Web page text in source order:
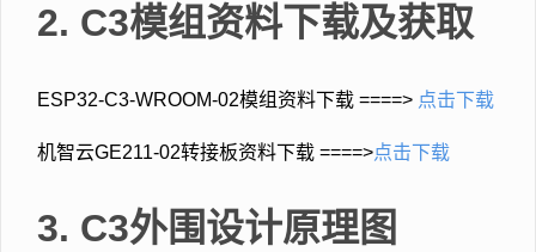
2. C3模组资料下载及获取
ESP32-C3-WROOM-02模组资料下载 ====> 点击下载
机智云GE211-02转接板资料下载 ====>点击下载
3. C3外围设计原理图